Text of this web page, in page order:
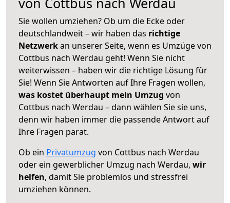
Sie wollen umziehen? Ob um die Ecke oder
deutschlandweit – wir haben das richtige
Netzwerkan unserer Seite, wenn es Umzüge von
Cottbus nach Werdau geht! Wenn Sie nicht
weiterwissen – haben wir die richtige Lösung für
Sie! Wenn Sie Antworten auf Ihre Fragen wollen,
was kostet überhaupt mein Umzug von
Cottbus nach Werdau – dann wählen Sie sie uns,
denn wir haben immer die passende Antwort auf
Ihre Fragen parat.
Ob ein Privatumzug von Cottbus nach Werdau
oder ein gewerblicher Umzug nach Werdau, wir
helfen, damit Sie problemlos und stressfrei
umziehen können.